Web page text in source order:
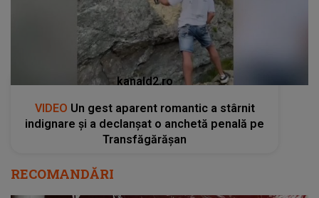
kanald2.ro
VIDEO Un gest aparent romantic a stârnit
indignare și a declanșat o anchetă penală pe
Transfăgărășan
RECOMANDĂRI